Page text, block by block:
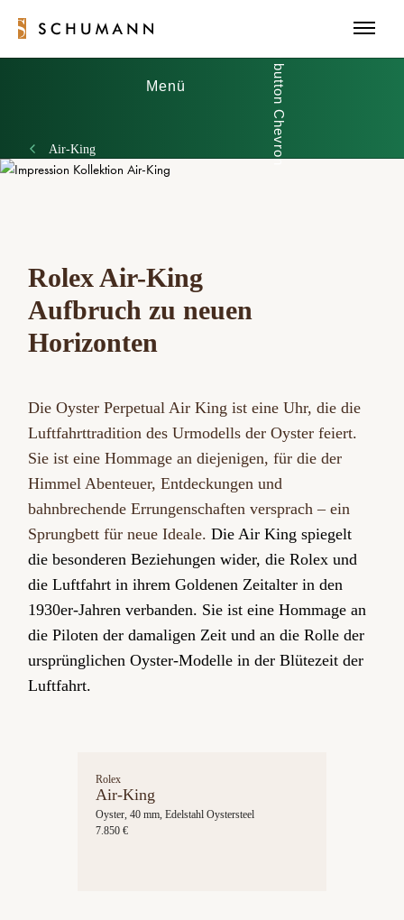
Menü
Air-King
Rolex Air-King
Aufbruch zu neuen
Horizonten
Die Oyster Perpetual Air King ist eine Uhr, die die
Luftfahrttradition des Urmodells der Oyster feiert.
Sie ist eine Hommage an diejenigen, für die der
Himmel Abenteuer, Entdeckungen und
bahnbrechende Errungenschaften versprach – ein
Sprungbett für neue Ideale. Die Air King spiegelt
die besonderen Beziehungen wider, die Rolex und
die Luftfahrt in ihrem Goldenen Zeitalter in den
1930er-Jahren verbanden. Sie ist eine Hommage an
die Piloten der damaligen Zeit und an die Rolle der
ursprünglichen Oyster-Modelle in der Blütezeit der
Luftfahrt.
Rolex
Air-King
Oyster, 40 mm, Edelstahl Oystersteel
7.850 €